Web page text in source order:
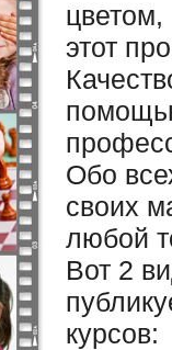
цветом,
этот
Обо
своих
любой
Вот 2
курсов: